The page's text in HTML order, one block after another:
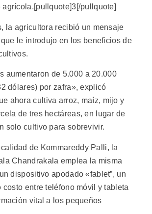
pullquote]
la agricultora recibió un mensaje
le introdujo en los beneficios de
aumentaron de 5.000 a 20.000
dólares) por zafra», explicó
ahora cultiva arroz, maíz, mijo y
de tres hectáreas, en lugar de
solo cultivo para sobrevivir.
de Kommareddy Palli, la
Chandrakala emplea la misma
dispositivo apodado «fablet”, un
costo entre teléfono móvil y tableta
vital a los pequeños